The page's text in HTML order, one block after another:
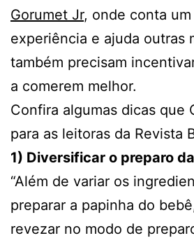
Gorumet Jr, onde conta
experiência e ajuda outras
também precisam
a comerem melhor.
Confira algumas dicas que
para as leitoras da Revista
1) Diversificar o preparo
“Além de variar os
preparar a papinha do
revezar no modo de